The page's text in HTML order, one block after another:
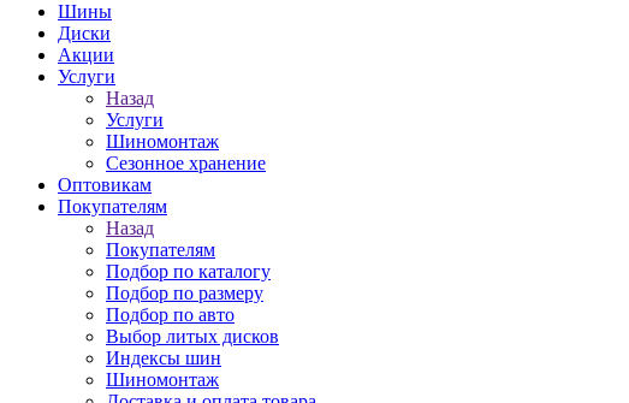
Шины
Диски
Акции
Услуги
Назад
Услуги
Шиномонтаж
Сезонное хранение
Оптовикам
Покупателям
Назад
Покупателям
Подбор по каталогу
Подбор по размеру
Подбор по авто
Выбор литых дисков
Индексы шин
Шиномонтаж